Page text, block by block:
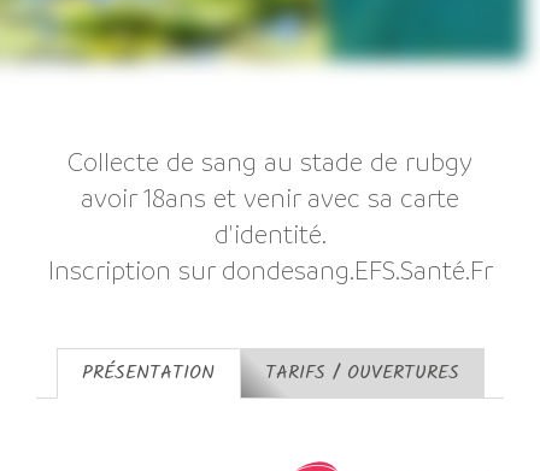
Collecte de sang au stade de rubgy
avoir 18ans et venir avec sa carte
d'identité.
Inscription sur dondesang.EFS.Santé.Fr
PRÉSENTATION TARIFS / OUVERTURES